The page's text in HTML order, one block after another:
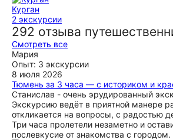
Курган
2 экскурсии
292 отзыва
Смотреть все
Мария
Опыт: 3 экскурсии
8 июля 2026
Тюмень за 3 часа — с историком и
Станислав - очень эрудированный
Экскурсию ведёт в приятной манере
откликается на вопросы, с радостью
Три часа пролетели незаметно и
послевкусие от знакомства с городом.